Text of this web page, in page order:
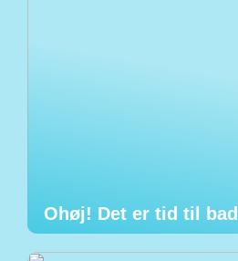
Ohøj! Det er tid til bad